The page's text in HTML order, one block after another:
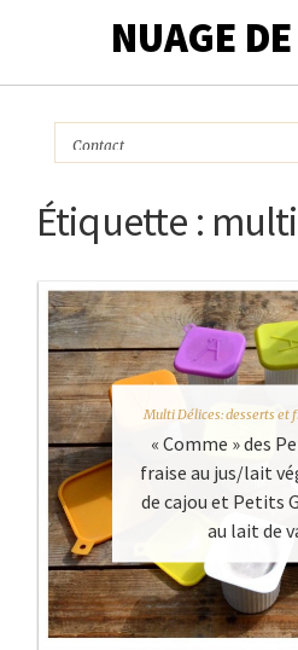
NUAGE
Étiquette :
Multi Délices: desserts et
« Comme » des
fraise au jus/lait
de cajou et Petits
au lait de